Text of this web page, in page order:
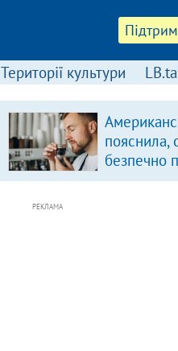
Території культури
пояснила,
безпечно
РЕКЛАМА